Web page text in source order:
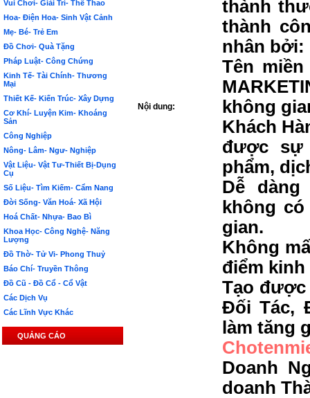
Vui Chơi- Giải Trí- Thể Thao
Hoa- Điện Hoa- Sinh Vật Cảnh
Mẹ- Bé- Trẻ Em
Đồ Chơi- Quà Tặng
Pháp Luật- Công Chứng
Kinh Tế- Tài Chính- Thương
Mại
Thiết Kế- Kiến Trúc- Xây Dựng
Cơ Khí- Luyện Kim- Khoáng
Sản
Công Nghiệp
Nông- Lâm- Ngư- Nghiệp
Vật Liệu- Vật Tư-Thiết Bị-Dụng
Cụ
Số Liệu- Tìm Kiếm- Cẩm Nang
Đời Sống- Văn Hoá- Xã Hội
Hoá Chất- Nhựa- Bao Bì
Khoa Học- Công Nghệ- Năng
Lượng
Đồ Thờ- Tử Vi- Phong Thuỷ
Báo Chí- Truyền Thông
Đồ Cũ - Đồ Cổ - Cổ Vật
Các Dịch Vụ
Các Lĩnh Vực Khác
QUẢNG CÁO
Nội dung:
thành
thành
nhân bởi:
Tên
không
Khách
được sự
phẩm,
Dễ
không
gian.
Không
điểm kinh
Tạo được
Đối Tác,
làm tăng
Doanh
doanh